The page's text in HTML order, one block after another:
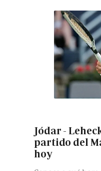
Jódar -
partido del
hoy